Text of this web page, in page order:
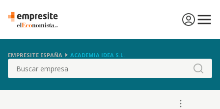
EMPRESITE ESPAÑA ACADEMIA IDEA S.L.
Buscar